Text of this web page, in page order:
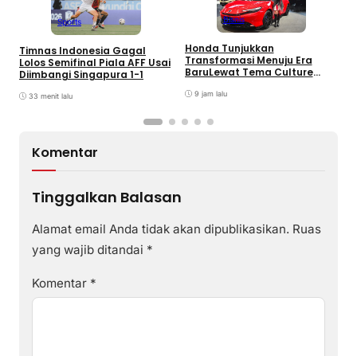
Sports
Timnas Indonesia Gagal
Lolos Semifinal Piala AFF Usai
Diimbangi Singapura 1-1
33 menit lalu
Bisnis
Honda Tunjukkan
Transformasi Menuju Era
BaruLewat Tema Culture
9 jam lalu
Komentar
Tinggalkan Balasan
Alamat email Anda tidak akan dipublikasikan. Ruas
yang wajib ditandai *
Komentar *